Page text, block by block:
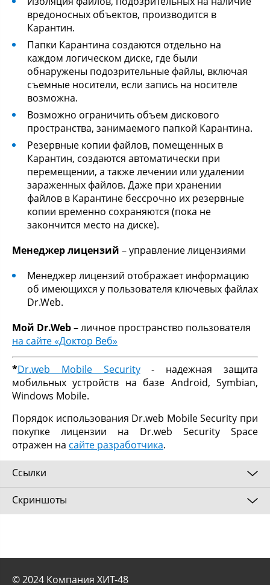
вредоносных объектов, производится в
Карантин.
Папки Карантина создаются отдельно на
каждом логическом диске, где были
обнаружены подозрительные файлы, включая
съемные носители, если запись на носителе
возможна.
Возможно ограничить объем дискового
пространства, занимаемого папкой Карантина.
Резервные копии файлов, помещенных в
Карантин, создаются автоматически при
перемещении, а также лечении или удалении
зараженных файлов. Даже при хранении
файлов в Карантине бессрочно их резервные
копии временно сохраняются (пока не
закончится место на диске).
Менеджер лицензий – управление лицензиями
Менеджер лицензий отображает информацию
об имеющихся у пользователя ключевых файлах
Dr.Web.
Мой Dr.Web– личное пространство пользователя
на сайте «Доктор Веб»
*Dr.web Mobile Security- надежная защита
мобильных устройств на базе Android, Symbian,
Windows Mobile.
Порядок использования Dr.web Mobile Security при
покупке лицензии на Dr.web Security Space
отражен на сайте разработчика.
Ссылки
https://download.drweb.com/demoreq/home/?
Скриншоты
© 2024 Компания ХИТ-48